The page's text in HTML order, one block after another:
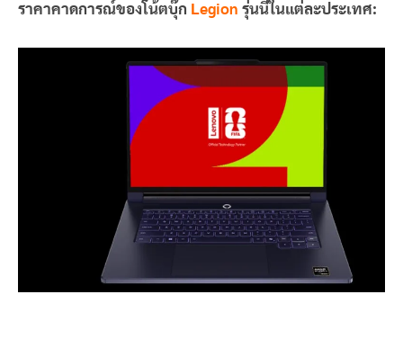
ราคาคาดการณ์ของโน้ตบุ๊ก Legion รุ่นนี้ในแต่ละประเทศ: